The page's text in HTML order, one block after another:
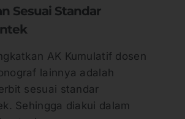
Sesuai Standar
AK Kumulatif dosen
lainnya adalah
sesuai standar
Sehingga diakui dalam